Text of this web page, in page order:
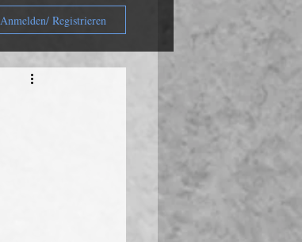
Anmelden/ Registrieren